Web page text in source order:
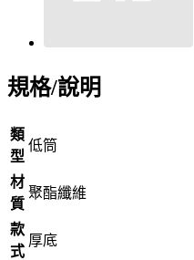
規格/說明
類
型
低筒
材
質
聚酯纖維
款
式
厚底